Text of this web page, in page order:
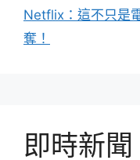
Netflix：這不只是
奪！
即時新聞